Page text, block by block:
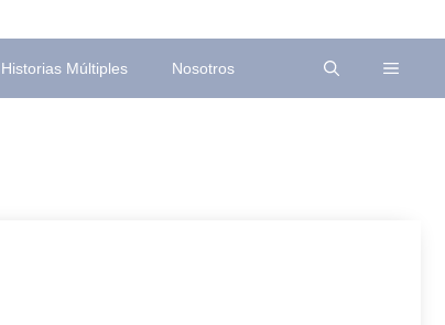
Historias Múltiples Nosotros